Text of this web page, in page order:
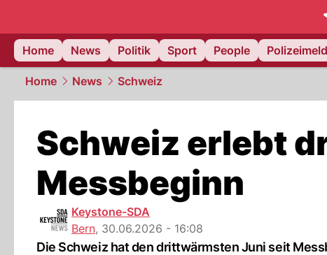
Home
News Politik Sport People
Home News Schweiz
Schweiz erlebt
Messbeginn
Keystone-SDA
Bern, 30.06.2026 - 16:08
Die Schweiz hat den drittwärmsten Juni seit